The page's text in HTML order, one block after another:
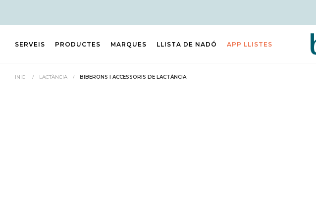
SERVEIS PRODUCTES MARQUES LLISTA DE NADÓ APP LLISTES
INICI / LACTÀNCIA / BIBERONS I ACCESSORIS DE LACTÀNCIA